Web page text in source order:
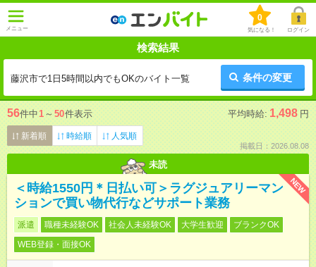
メニュー
0
気になる！ ログイン
検索結果
藤沢市で1日5時間以内でもOKのバイト一覧 条件の変更
56件中1 ～ 50件表示 平均時給: 1,498 円
新着順 時給順 人気順
掲載日：2026.08.08
未読
NEW
＜時給1550円＊日払い可＞ラグジュアリーマン
ションで買い物代行などサポート業務
派遣 職種未経験OK 社会人未経験OK 大学生歓迎
ブランクOK
WEB登録・面接OK